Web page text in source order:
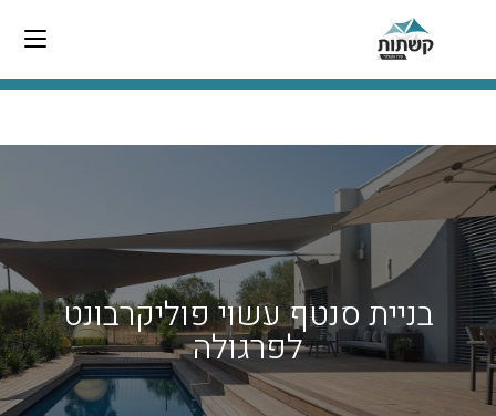
בניית סנטף עשוי פוליקרבונט
לפרגולה